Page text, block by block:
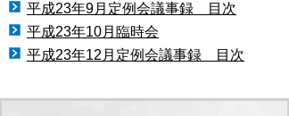
平成23年9月定例会議事録 目次
平成23年10月臨時会
平成23年12月定例会議事録 目次